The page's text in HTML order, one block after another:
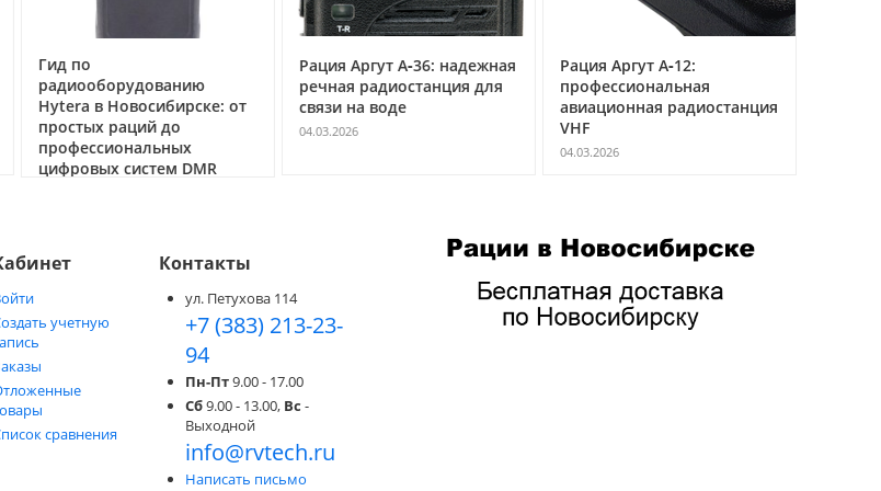
время на ввод в эксплуатацию и перенастройку
от падений
устройства под дождем и снегопадом. Рация
снижает риск отказов при работе на улице и в сложных
чему она подходит для производств с низкими и
уменьшает затраты на внедрение оборудования в
Гид по
радиооборудованию
Hytera в Новосибирске: от
простых раций до
профессиональных
цифровых систем DMR
Рация Аргут А‑36: надежная
речная радиостанция для
связи на воде
04.03.2026
Рация Аргут А‑12:
профессиональная
авиационная радиостанция
VHF
04.03.2026
учетную
сравнения
Контакты
ул. Петухова 114
+7 (383) 213-23-
94
Пн-Пт9.00 - 17.00
Сб9.00 - 13.00, Вс -
Выходной
info@rvtech.ru
Написать письмо